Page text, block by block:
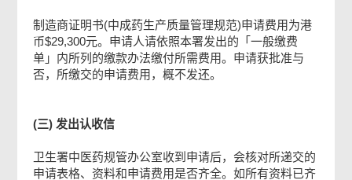
制造商证明书(中成药生产质量管理规范)申请费用为港
币$29,300元。申请人请依照本署发出的「一般缴费
单」内所列的缴款办法缴付所需费用。申请获批准与
否，所缴交的申请费用，概不发还。
(三) 发出认收信
卫生署中医药规管办公室收到申请后，会核对所递交的
申请表格、资料和申请费用是否齐全。如所有资料已齐